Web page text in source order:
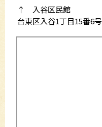
↑ 入谷区民館
台東区入谷1丁目15番6号